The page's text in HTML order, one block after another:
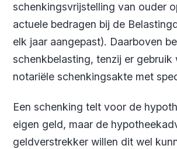
schenkingsvrijstelling van ouder
actuele bedragen bij de
elk jaar aangepast). Daarboven
schenkbelasting, tenzij er
notariële schenkingsakte met
Een schenking telt voor de
eigen geld, maar de
geldverstrekker willen dit wel